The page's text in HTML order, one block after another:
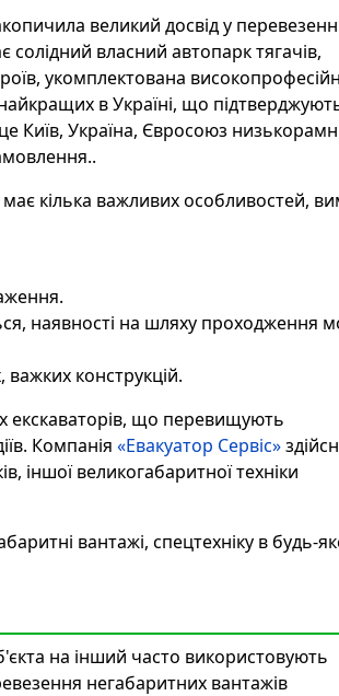
великий досвід у
власний автопарк тягачів,
укомплектована
в Україні, що
Київ, Україна, Євросоюз
кілька важливих особливостей,
наявності на шляху проходження
конструкцій.
екскаваторів, що перевищують
Компанія «Евакуатор Сервіс»
іншої великогабаритної техніки
вантажі, спецтехніку в будь-
на інший часто використовують
негабаритних вантажів